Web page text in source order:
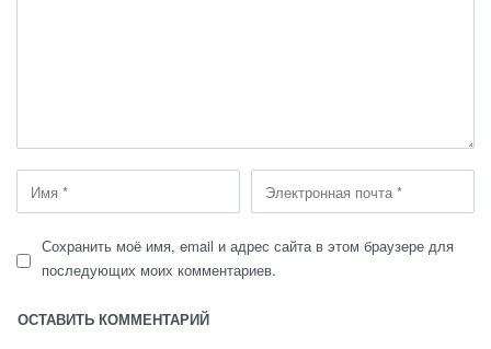
Сохранить моё имя, email и адрес сайта в этом браузере для
последующих моих комментариев.